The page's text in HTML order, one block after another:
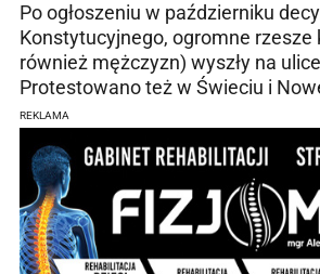
Po ogłoszeniu w październiku
Konstytucyjnego, ogromne rzesze
również mężczyzn) wyszły na
Protestowano też w Świeciu i
REKLAMA